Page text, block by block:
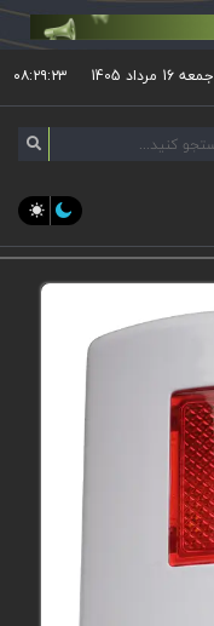
جمعه 16 مرداد 1405 ۰۸:۲۹:۲۳